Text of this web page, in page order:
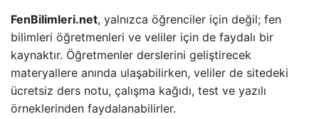
FenBilimleri.net, yalnızca öğrenciler için değil; fen
bilimleri öğretmenleri ve veliler için de faydalı bir
kaynaktır. Öğretmenler derslerini geliştirecek
materyallere anında ulaşabilirken, veliler de sitedeki
ücretsiz ders notu, çalışma kağıdı, test ve yazılı
örneklerinden faydalanabilirler.